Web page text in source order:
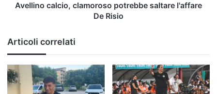
Avellino calcio, clamoroso potrebbe saltare l'affare
De Risio
Articoli correlati